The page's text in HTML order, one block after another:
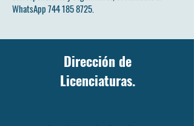
WhatsApp744 185 8725.
Dirección de
Licenciaturas.